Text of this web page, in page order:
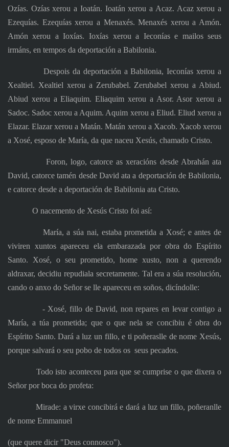
Ozías. Ozías xerou a Ioatán. Ioatán xerou a Acaz. Acaz xerou a
Ezequías. Ezequías xerou a Menaxés. Menaxés xerou a Amón.
Amón xerou a Ioxías. Ioxías xerou a Ieconías e mailos seus
irmáns, en tempos da deportación a Babilonia.
Despois da deportación a Babilonia, Ieconías xerou a
Xealtiel. Xealtiel xerou a Zerubabel. Zerubabel xerou a Abiud.
Abiud xerou a Eliaquim. Eliaquim xerou a Asor. Asor xerou a
Sadoc. Sadoc xerou a Aquim. Aquim xerou a Eliud. Eliud xerou a
Elazar. Elazar xerou a Matán. Matán xerou a Xacob. Xacob xerou
a Xosé, esposo de María, da que naceu Xesús, chamado Cristo.
Foron, logo, catorce as xeracións desde Abrahán ata
David, catorce tamén desde David ata a deportación de Babilonia,
e catorce desde a deportación de Babilonia ata Cristo.
O nacemento de Xesús Cristo foi así:
María, a súa nai, estaba prometida a Xosé; e antes de
viviren xuntos apareceu ela embarazada por obra do Espírito
Santo. Xosé, o seu prometido, home xusto, non a querendo
aldraxar, decidiu repudiala secretamente. Tal era a súa resolución,
cando o anxo do Señor se lle apareceu en soños, dicíndolle:
‑ Xosé, fillo de David, non repares en levar contigo a
María, a túa prometida; que o que nela se concibiu é obra do
Espírito Santo. Dará a luz un fillo, e ti poñeraslle de nome Xesús,
porque salvará o seu pobo de todos os seus pecados.
Todo isto aconteceu para que se cumprise o que dixera o
Señor por boca do profeta:
Mirade: a virxe concibirá e dará a luz un fillo, poñeranlle
de nome Emmanuel
(que quere dicir "Deus connosco").